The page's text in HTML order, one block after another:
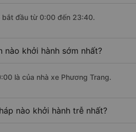
bắt đầu từ 0:00 đến 23:40.
nào khởi hành sớm nhất?
là của nhà xe Phương Trang.
nào khởi hành trễ nhất?